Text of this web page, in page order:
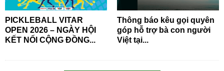
PICKLEBALL VITAR
OPEN 2026 – NGÀY HỘI
KẾT NỐI CỘNG ĐỒNG...
Thông báo kêu gọi quyên
góp hỗ trợ bà con người
Việt tại...